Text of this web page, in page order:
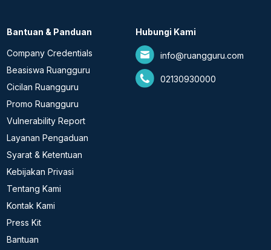
Bantuan & Panduan
Company Credentials
Beasiswa Ruangguru
Cicilan Ruangguru
Promo Ruangguru
Vulnerability Report
Layanan Pengaduan
Syarat & Ketentuan
Kebijakan Privasi
Tentang Kami
Kontak Kami
Press Kit
Bantuan
Hubungi Kami
info@ruangguru.com
02130930000